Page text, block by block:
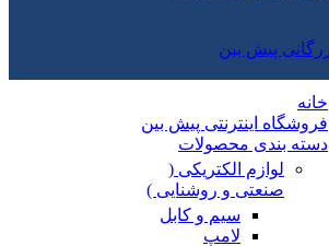
خانه
فروشگاه اینترنتی پیش بین
دسته بندی محصولات
لوازم الکتریکی (
صنعتی و روشنایی )
سیم و کابل
لامپ